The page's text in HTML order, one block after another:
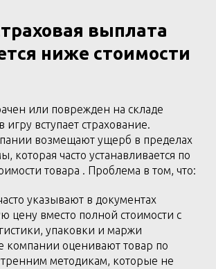
выплата
ниже стоимости
или поврежден на складе
игру вступает страхование.
возмещают ущерб в пределах
которая часто устанавливается по
товара . Проблема в том, что:
указывают в документах
цену вместо полной стоимости с
упаковки и маржи
компании оценивают товар по
методикам, которые не